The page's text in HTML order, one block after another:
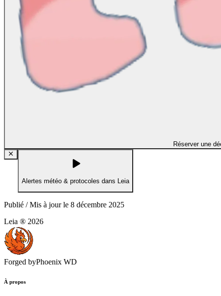
Réserver une
Alertes météo & protocoles dans Leia
Publié / Mis à jour le 8 décembre 2025
Leia ® 2026
Forged byPhoenix WD
À propos